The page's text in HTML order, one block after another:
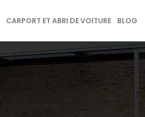
CARPORT ET ABRI DE VOITURE BLOG